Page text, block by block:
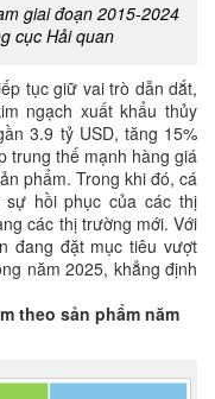
giai đoạn 2015-2024
cục Hải quan
tục giữ vai trò dẫn dắt,
ngạch xuất khẩu thủy
3.9 tỷ USD, tăng 15%
trung thế mạnh hàng giá
phẩm. Trong khi đó, cá
hồi phục của các thị
các thị trường mới. Với
đang đặt mục tiêu vượt
năm 2025, khẳng định
theo sản phẩm năm